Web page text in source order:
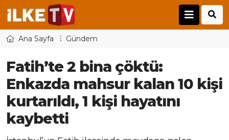
Ana Sayfa Gündem
Fatih’te 2 bina çöktü:
Enkazda mahsur kalan 10 kişi
kurtarıldı, 1 kişi hayatını
kaybetti